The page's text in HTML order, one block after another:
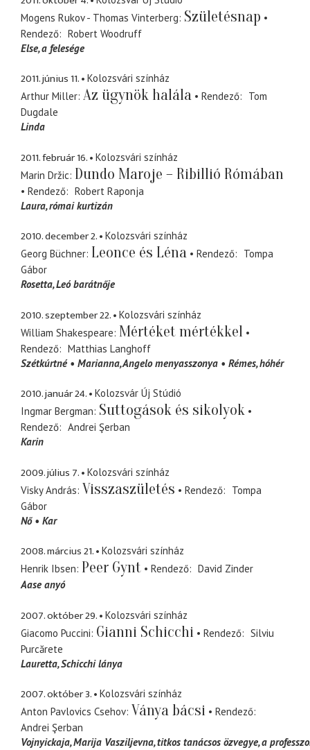
Mogens Rukov - Thomas Vinterberg Születésnap
Rendező
Robert Woodruff
Else a felesége
2011. június 11.
Kolozsvári színház
Arthur Miller Az ügynök halála Rendező
Tom
Dugdale
Linda
2011. február 16.
Kolozsvári színház
Marin Držic Dundo Maroje – Ribillió Rómában
Rendező
Robert Raponja
Laura római kurtizán
2010. december 2.
Kolozsvári színház
Georg Büchner Leonce és Léna Rendező
Tompa
Gábor
Rosetta Leó barátnője
2010. szeptember 22.
Kolozsvári színház
William Shakespeare Mértéket mértékkel
Rendező
Matthias Langhoff
Szétkúrtné
Marianna Angelo menyasszonya Rémes hóhér
2010. január 24.
Kolozsvár Új Stúdió
Ingmar Bergman Suttogások és sikolyok
Rendező
Andrei Şerban
Karin
2009. július 7.
Kolozsvári színház
Visky András Visszaszületés Rendező
Tompa
Gábor
Nő
Kar
2008. március 21.
Kolozsvári színház
Henrik Ibsen Peer Gynt Rendező
David Zinder
Aase anyó
2007. október 29.
Kolozsvári színház
Giacomo Puccini Gianni Schicchi Rendező
Silviu
Purcărete
Lauretta Schicchi lánya
2007. október 3.
Kolozsvári színház
Anton Pavlovics Csehov Ványa bácsi
Rendező
Andrei Şerban
Vojnyickaja, Marija Vasziljevna titkos tanácsos özvegye, a